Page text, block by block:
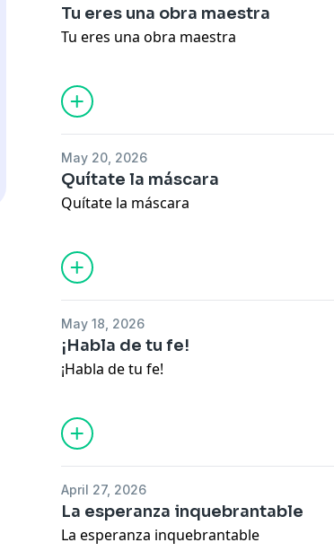
Tu eres una obra maestra
Tu eres una obra maestra
May 20, 2026
Quítate la máscara
Quítate la máscara
May 18, 2026
¡Habla de tu fe!
¡Habla de tu fe!
April 27, 2026
La esperanza inquebrantable
La esperanza inquebrantable